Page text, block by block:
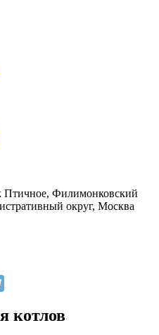
Птичное, Филимонковский
округ, Москва
котлов